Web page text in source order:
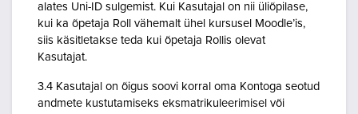
alates Uni-ID sulgemist. Kui Kasutajal on nii üliõpilase,
kui ka õpetaja Roll vähemalt ühel kursusel Moodle’is,
siis käsitletakse teda kui õpetaja Rollis olevat
Kasutajat.
3.4 Kasutajal on õigus soovi korral oma Kontoga seotud
andmete kustutamiseks eksmatrikuleerimisel või